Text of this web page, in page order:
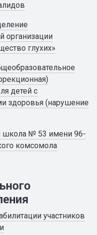
организации
глухих»
детей с
здоровья (нарушение
школа № 53 имени 96-
комсомола
участников